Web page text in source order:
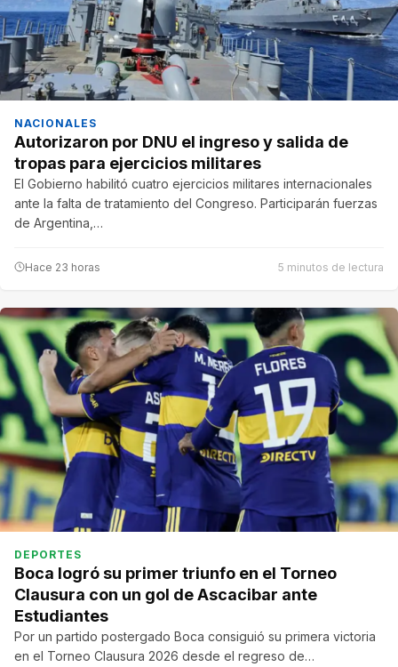
NACIONALES
Autorizaron por DNU el ingreso y salida de
tropas para ejercicios militares
El Gobierno habilitó cuatro ejercicios militares internacionales
ante la falta de tratamiento del Congreso. Participarán fuerzas
de Argentina,…
Hace 23 horas 5 minutos de lectura
DEPORTES
Boca logró su primer triunfo en el Torneo
Clausura con un gol de Ascacibar ante
Estudiantes
Por un partido postergado Boca consiguió su primera victoria
en el Torneo Clausura 2026 desde el regreso de…